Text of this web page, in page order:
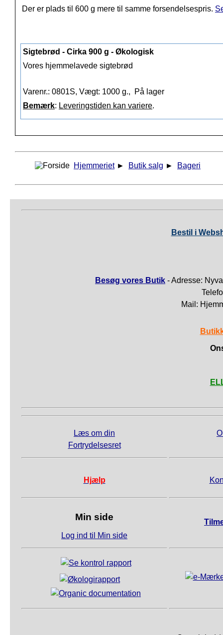
Der er plads til 600 g mere til samme forsendelsespris.
Sigtebrød - Cirka 900 g - Økologisk
Vores hjemmelavede sigtebrød
Varenr.: 0801S, Vægt: 1000 g.,
På lager
Bemærk: Leveringstiden kan variere.
Hjemmeriet ► Butik salg ► Bageri
Bestil i
Besøg vores Butik - Adresse:
Mail:
Læs om din
Fortrydelsesret
Hjælp
Min side
Log ind til Min side